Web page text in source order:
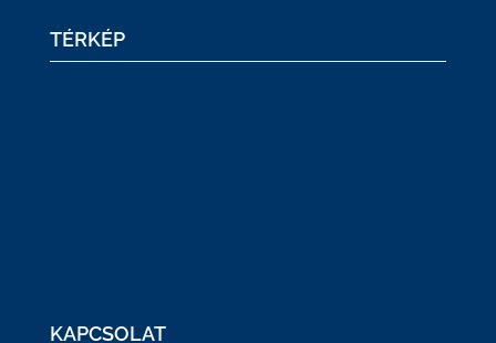
TÉRKÉP
KAPCSOLAT